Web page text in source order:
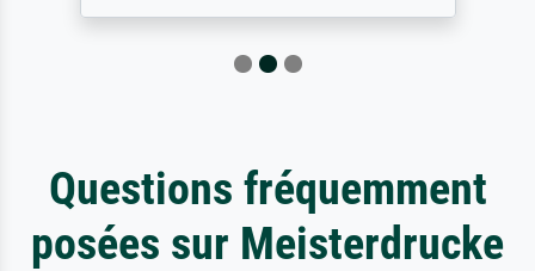
Questions fréquemment
posées sur Meisterdrucke